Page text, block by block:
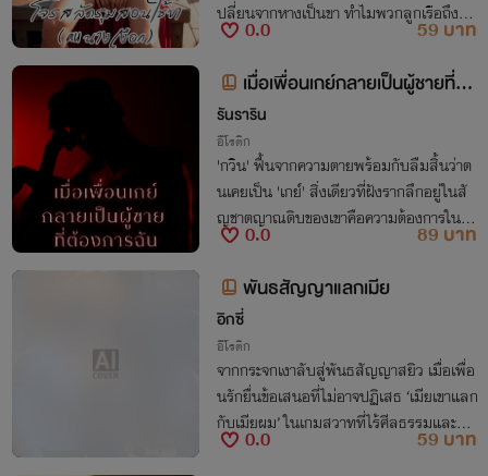
ปลี่ยนจากหางเป็นขา ทำไมพวกลูกเรือถึงได้
ดูอยากสอนใช้ขาใหม่คู่นี้จัง?
0.0
59 บาท
เมื่อเพื่อนเกย์กลายเป็นผู้ชายที่ต้
องการฉัน [NC25+]
รันราริน
อีโรติก
'กวิน' ฟื้นจากความตายพร้อมกับลืมสิ้นว่าต
นเคยเป็น 'เกย์' สิ่งเดียวที่ฝังรากลึกอยู่ในสั
ญชาตญาณดิบของเขาคือความต้องการในตัว
'เอวา' เพื่อนสาวเพียงคนเดียวที่อยู่ข้างกาย
0.0
89 บาท
พันธสัญญาแลกเมีย
อิกซี่
อีโรติก
จากกระจกเงาลับสู่พันธสัญญาสยิว เมื่อเพื่อ
นรักยื่นข้อเสนอที่ไม่อาจปฏิเสธ ‘เมียเขาแลก
กับเมียผม’ ในเกมสวาทที่ไร้ศีลธรรมและถอ
นตัวไม่ขึ้น!
0.0
59 บาท